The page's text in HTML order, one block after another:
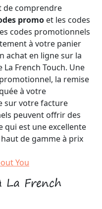
de comprendre
promo et les codes
codes promotionnels
à votre panier
achat en ligne sur la
French Touch. Une
la remise
à votre
sur votre facture
peuvent offrir des
qui est une excellente
de gamme à prix
You
La French